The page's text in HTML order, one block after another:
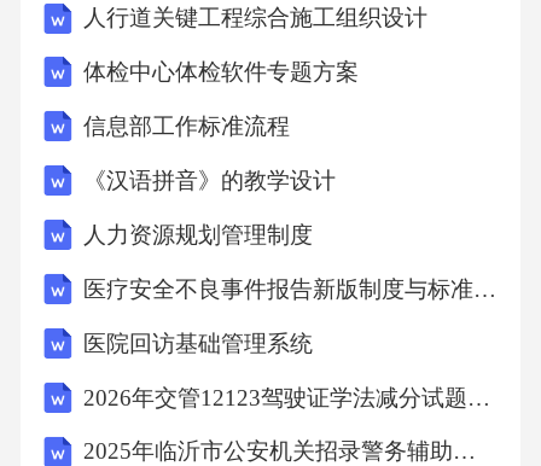
人行道关键工程综合施工组织设计
体检中心体检软件专题方案
信息部工作标准流程
《汉语拼音》的教学设计
人力资源规划管理制度
医疗安全不良事件报告新版制度与标准流程
医院回访基础管理系统
2026年交管12123驾驶证学法减分试题(含参考答案)
2025年临沂市公安机关招录警务辅助人员笔试真题